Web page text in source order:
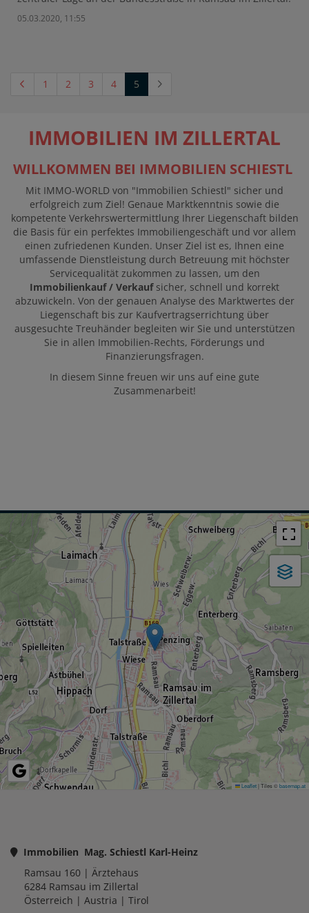
05.03.2020, 11:55
1 2 3 4 5 (current)
IMMOBILIEN IM ZILLERTAL
WILLKOMMEN BEI IMMOBILIEN SCHIESTL
Mit IMMO-WORLD von "Immobilien Schiestl" sicher und
erfolgreich zum Ziel! Genaue Marktkenntnis sowie die
kompetente Verkehrswertermittlung Ihrer Liegenschaft bilden
die Basis für ein perfektes Immobiliengeschäft und vor allem
einen zufriedenen Kunden. Unser Ziel ist es, Ihnen eine
umfassende Dienstleistung durch Betreuung mit höchster
Servicequalität zukommen zu lassen, um den
Immobilienkauf / Verkaufsicher, schnell und korrekt
abzuwickeln. Von der genauen Analyse des Marktwertes der
Liegenschaft bis zur Kaufvertragserrichtung über
ausgesuchte Treuhänder begleiten wir Sie und unterstützen
Sie in allen Immobilien-Rechts, Förderungs und
Finanzierungsfragen.
In diesem Sinne freuen wir uns auf eine gute
Zusammenarbeit!
Leaflet|Tiles ©basemap.at
Immobilien Mag. Schiestl Karl-Heinz
Ramsau 160 | Ärztehaus
6284 Ramsau im Zillertal
Österreich | Austria | Tirol